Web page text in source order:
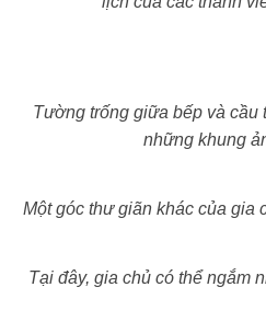
Tường trống giữa bếp và cầu
những khung
Một góc thư giãn khác của gia
Tại đây, gia chủ có thể ngắm